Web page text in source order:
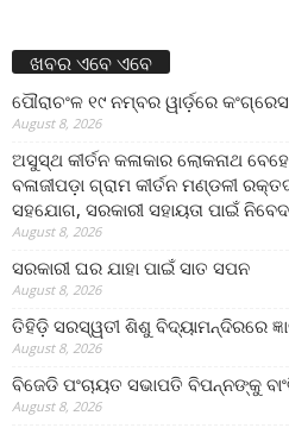
ଖବର ଏବେ ଏବେ
ପୌରାଚଂଳ ୧୯ ନମ୍ବର ୱାର୍ଡ଼ରେ
August 8, 2026
ଅସୁସ୍ଥ କୀର୍ତନ କଳାକାର ଲୋକନାଥ
ବଳାଜୀପଡ଼ା ଗ୍ରାମ କୀର୍ତନ ମଣ୍ଡଳୀ
ସହଯୋଗ, ସରକାରୀ ସହାୟତା ପାଇଁ
August 8, 2026
ସରକାରୀ ଘର ଯାହା ପାଇଁ ସାତ ସପନ
August 8, 2026
ତିହିଡି଼ ସରସ୍ୱତୀ ଶିଶୁ ବିଦ୍ୟାମନ୍ଦିରରେ
August 8, 2026
ବିଜେଡି ପଂଚାୟତ ସଭାପତି ବିପନ୍ନଙ୍କୁ
August 8, 2026